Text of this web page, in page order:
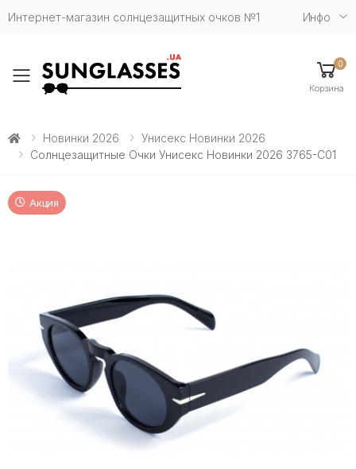
Интернет-магазин солнцезащитных очков №1 Инфо
Toggle mobile menu
0
Корзина
Новинки 2026
Унисекс Новинки 2026
Солнцезащитные Очки Унисекс Новинки 2026 3765-C01
Акция